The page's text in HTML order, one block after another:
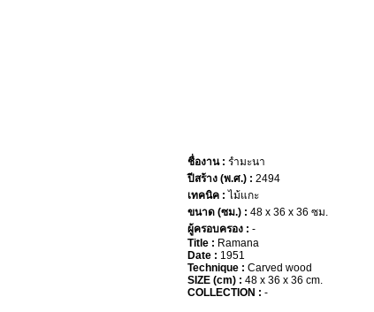
ชื่องาน : รำมะนา
ปีสร้าง (พ.ศ.) : 2494
เทคนิค : ไม้แกะ
ขนาด (ซม.) : 48 x 36 x 36 ซม.
ผู้ครอบครอง : -
Title : Ramana
Date : 1951
Technique : Carved wood
SIZE (cm) : 48 x 36 x 36 cm.
COLLECTION : -